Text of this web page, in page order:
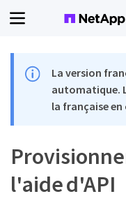
La version
automatique.
la française en
l'aide d'API